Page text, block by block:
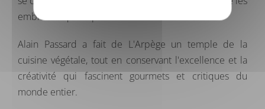
emblématiques épis de blé de la maison.
Alain Passard a fait de L'Arpège un temple de la
cuisine végétale, tout en conservant l'excellence et la
créativité qui fascinent gourmets et critiques du
monde entier.